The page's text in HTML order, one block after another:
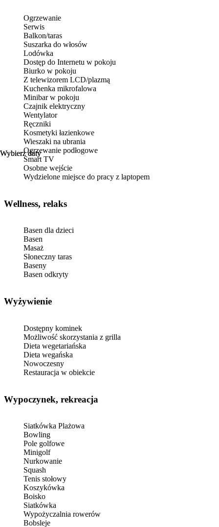
Wybierz daty
Wybierz daty
Ogrzewanie
Serwis
Balkon/taras
Suszarka do włosów
Lodówka
Dostęp do Internetu w pokoju
Biurko w pokoju
Z telewizorem LCD/plazmą
Kuchenka mikrofalowa
Minibar w pokoju
Czajnik elektryczny
Wentylator
Ręczniki
Kosmetyki łazienkowe
Wieszaki na ubrania
Ogrzewanie podłogowe
Smart TV
Osobne wejście
Wydzielone miejsce do pracy z laptopem
Wellness, relaks
Basen dla dzieci
Basen
Masaż
Słoneczny taras
Baseny
Basen odkryty
Wyżywienie
Dostępny kominek
Możliwość skorzystania z grilla
Dieta wegetariańska
Dieta wegańska
Nowoczesny
Restauracja w obiekcie
Wypoczynek, rekreacja
Siatkówka Plażowa
Bowling
Pole golfowe
Minigolf
Nurkowanie
Squash
Tenis stołowy
Koszykówka
Boisko
Siatkówka
Wypożyczalnia rowerów
Bobsleje